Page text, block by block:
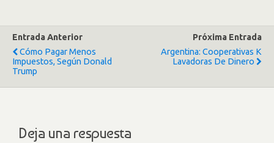
Entrada Anterior
Cómo Pagar Menos
Impuestos, Según Donald
Trump
Próxima Entrada
Argentina: Cooperativas K
Lavadoras De Dinero
Deja una respuesta